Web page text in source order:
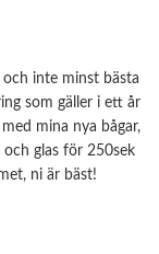
och inte minst bästa
som gäller i ett år
mina nya bågar,
glas för 250sek
ni är bäst!